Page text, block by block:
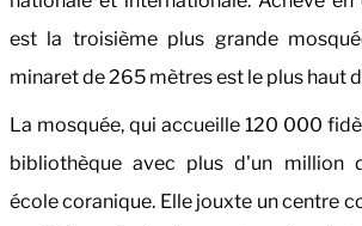
est la troisième plus grande
minaret de 265 mètres est le plus haut
La mosquée, qui accueille 120 000
bibliothèque avec plus d'un million
école coranique. Elle jouxte un centre